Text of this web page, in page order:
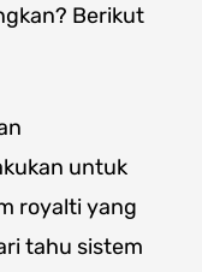
Berikut
untuk
royalti yang
tahu sistem